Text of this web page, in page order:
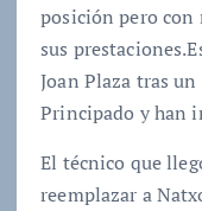
posición pero con
sus
Joan Plaza tras
Principado y han
El técnico que
reemplazar a